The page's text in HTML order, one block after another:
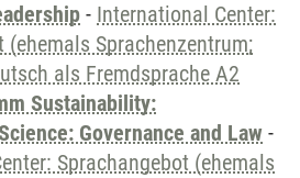
- International Center:
(ehemals Sprachenzentrum;
als Fremdsprache A2
Sustainability:
Governance and Law -
Sprachangebot (ehemals